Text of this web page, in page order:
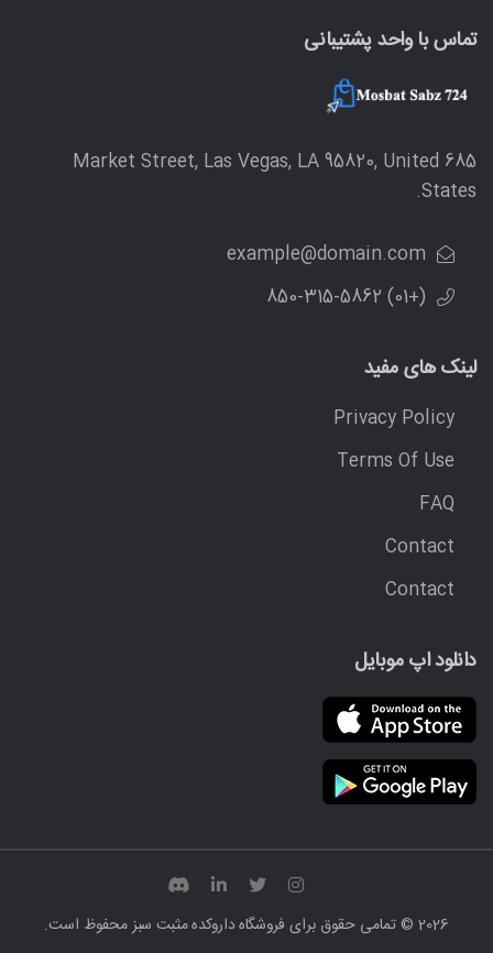
تماس با واحد پشتیبانی
685 Market Street, Las Vegas, LA 95820, United
States.
example@domain.com
(+01) 850-315-5862
لینک های مفید
Privacy Policy
Terms Of Use
FAQ
Contact
Contact
دانلود اپ موبایل
2026 © تمامی حقوق برای فروشگاه داروکده مثبت سبزمحفوظ است.